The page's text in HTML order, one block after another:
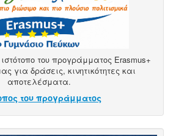
του προγράμματος Erasmus+
για δράσεις, κινητικότητες και
αποτελέσματα.
του προγράμματος